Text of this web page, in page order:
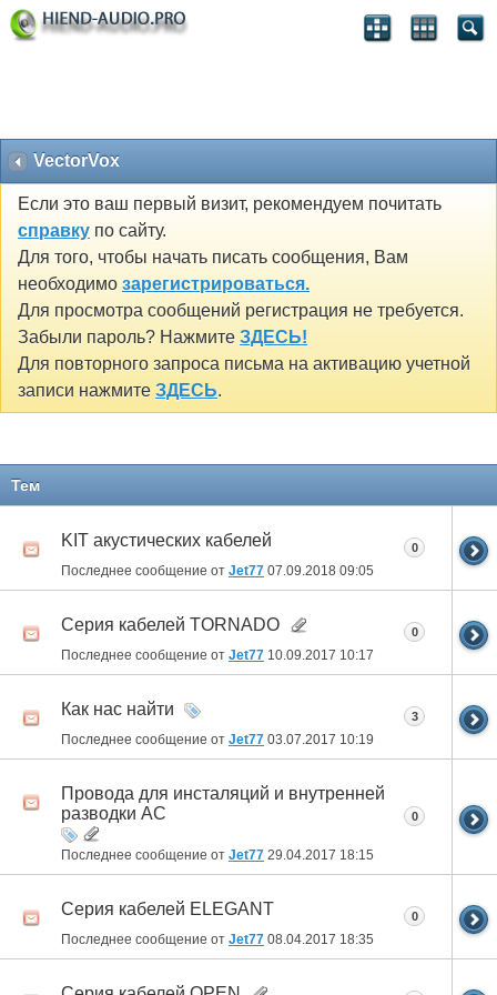
VectorVox
Если это ваш первый визит, рекомендуем почитать
справку по сайту.
Для того, чтобы начать писать сообщения, Вам
необходимо зарегистрироваться.
Для просмотра сообщений регистрация не требуется.
Забыли пароль? Нажмите ЗДЕСЬ!
Для повторного запроса письма на активацию учетной
записи нажмите ЗДЕСЬ.
Тем
KIT акустических кабелей
Последнее сообщение от Jet77 07.09.2018 09:05
0
Cерия кабелей TORNADO
Последнее сообщение от Jet77 10.09.2017 10:17
0
Как нас найти
Последнее сообщение от Jet77 03.07.2017 10:19
3
Провода для инсталяций и внутренней
разводки АС
Последнее сообщение от Jet77 29.04.2017 18:15
0
Серия кабелей ELEGANT
Последнее сообщение от Jet77 08.04.2017 18:35
0